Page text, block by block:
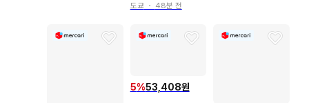
도쿄 ・ 48분 전
5%53,408원